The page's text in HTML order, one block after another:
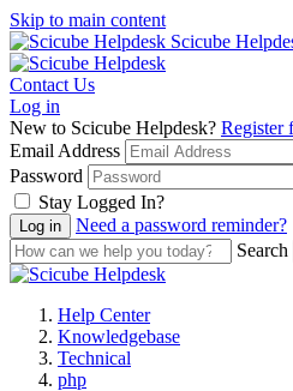
Skip to main content
Scicube
Contact Us
Log in
New to Scicube Helpdesk? Register
Email Address
Password
Stay Logged In?
Need a password reminder?
Search
Help Center
Knowledgebase
Technical
php